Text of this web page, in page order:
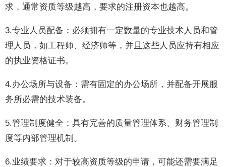
求，通常资质等级越高，要求的注册资本也越高。
3.专业人员配备：必须拥有一定数量的专业技术人员和管
理人员，如工程师、经济师等，并且这些人员应持有相应
的执业资格证书。
4.办公场所与设备：需有固定的办公场所，并配备开展服
务所必需的技术装备。
5.管理制度健全：具有完善的质量管理体系、财务管理制
度等内部管理机制。
6.业绩要求：对于较高资质等级的申请，可能还需要满足